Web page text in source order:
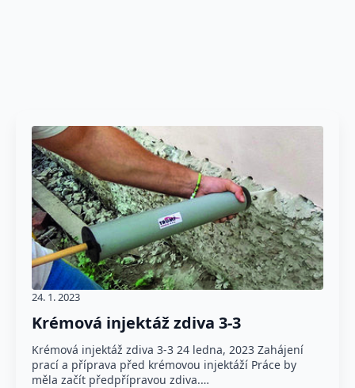
Krémová injektáž zdiva 3-3
24. 1. 2023
Krémová injektáž zdiva 3-3 24 ledna, 2023 Zahájení
prací a příprava před krémovou injektáží Práce by
měla začít předpřípravou zdiva.…